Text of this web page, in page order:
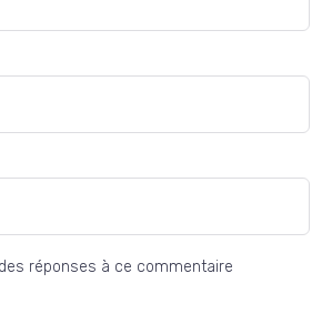
réponses à ce commentaire